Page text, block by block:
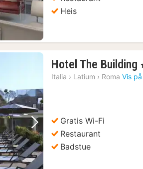
Heis
Neste bilde
Hotel The Building
Italia › Latium › Roma Vis
Gratis Wi-Fi
Restaurant
Badstue